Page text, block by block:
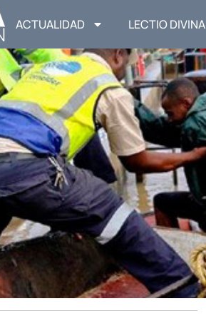
ACTUALIDAD LECTIO DIVINA